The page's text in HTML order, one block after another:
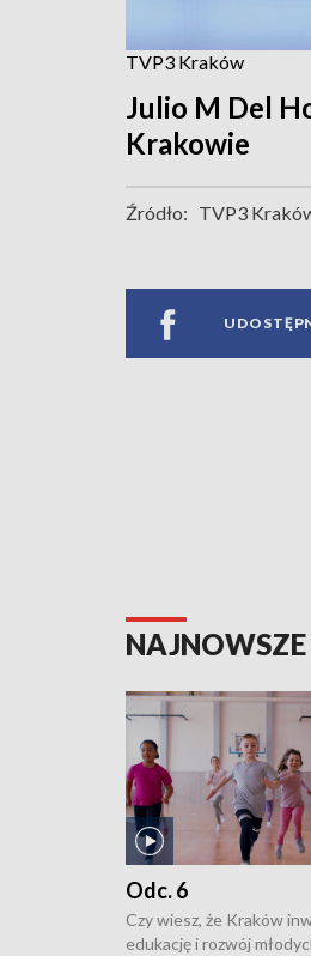
TVP3 Kraków
Julio M Del
Krakowie
Źródło: TVP3
Odc. 6
Czy wiesz, że Kraków
edukację i rozwój